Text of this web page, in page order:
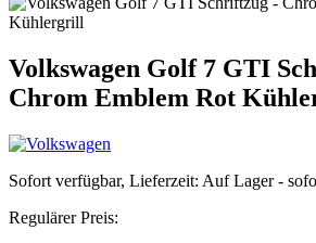
Volkswagen Golf 7 GTI
Chrom Emblem Rot
Sofort verfügbar, Lieferzeit: Auf Lager -
Regulärer Preis: